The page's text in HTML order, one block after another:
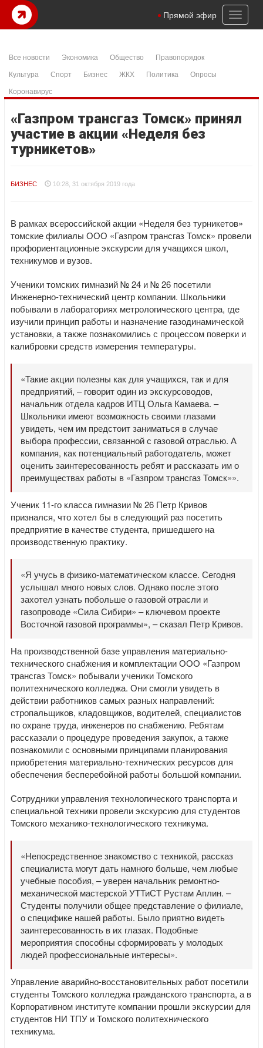
Toggle
Прямой эфир
Все новости Экономика Общество
Правопорядок
Культура
Спорт Бизнес ЖКХ Политика
Опросы
Коронавирус
«Газпром трансгаз Томск» принял
участие в акции «Неделя без
турникетов»
БИЗНЕС 10:28, 31 октября 2019 года
В рамках всероссийской акции «Неделя без турникетов»
томские филиалы ООО «Газпром трансгаз Томск» провели
профориентационные экскурсии для учащихся школ,
техникумов и вузов.
Ученики томских гимназий № 24 и № 26 посетили
Инженерно-технический центр компании. Школьники
побывали в лабораториях метрологического центра, где
изучили принцип работы и назначение газодинамической
установки, а также познакомились с процессом поверки и
калибровки средств измерения температуры.
«Такие акции полезны как для учащихся, так и для
предприятий, – говорит один из экскурсоводов,
начальник отдела кадров ИТЦ Ольга Камаева. –
Школьники имеют возможность своими глазами
увидеть, чем им предстоит заниматься в случае
выбора профессии, связанной с газовой отраслью. А
компания, как потенциальный работодатель, может
оценить заинтересованность ребят и рассказать им о
преимуществах работы в «Газпром трансгаз Томск»».
Ученик 11-го класса гимназии № 26 Петр Кривов
признался, что хотел бы в следующий раз посетить
предприятие в качестве студента, пришедшего на
производственную практику.
«Я учусь в физико-математическом классе. Сегодня
услышал много новых слов. Однако после этого
захотел узнать побольше о газовой отрасли и
газопроводе «Сила Сибири» – ключевом проекте
Восточной газовой программы», – сказал Петр Кривов.
На производственной базе управления материально-
технического снабжения и комплектации ООО «Газпром
трансгаз Томск» побывали ученики Томского
политехнического колледжа. Они смогли увидеть в
действии работников самых разных направлений:
стропальщиков, кладовщиков, водителей, специалистов
по охране труда, инженеров по снабжению. Ребятам
рассказали о процедуре проведения закупок, а также
познакомили с основными принципами планирования
приобретения материально-технических ресурсов для
обеспечения бесперебойной работы большой компании.
Сотрудники управления технологического транспорта и
специальной техники провели экскурсию для студентов
Томского механико-технологического техникума.
«Непосредственное знакомство с техникой, рассказ
специалиста могут дать намного больше, чем любые
учебные пособия, – уверен начальник ремонтно-
механической мастерской УТТиСТ Рустам Аплин. –
Студенты получили общее представление о филиале,
о специфике нашей работы. Было приятно видеть
заинтересованность в их глазах. Подобные
мероприятия способны сформировать у молодых
людей профессиональные интересы».
Управление аварийно-восстановительных работ посетили
студенты Томского колледжа гражданского транспорта, а в
Корпоративном институте компании прошли экскурсии для
студентов НИ ТПУ и Томского политехнического
техникума.